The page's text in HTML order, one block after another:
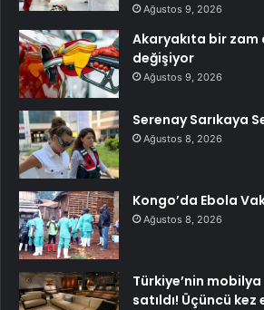
Ağustos 9, 2026
Akaryakıta bir
değişiyor
Ağustos 9, 2026
Serenay Sarıkaya
Ağustos 8, 2026
Kongo’da Ebola
Ağustos 8, 2026
Türkiye’nin
satıldı! Üçüncü